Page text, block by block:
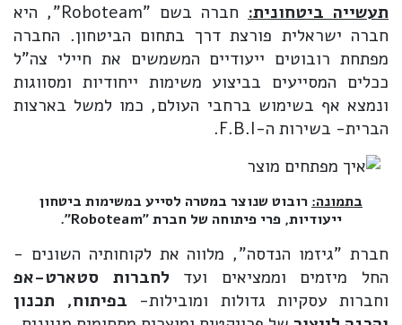
תעשייה ביטחונית:
חברה בשם "Roboteam", היא
חברה ישראלית פורצת דרך בתחום הביטחון. החברה
מפתחת רובוטים ייעודיים המשמשים את חיילי צה"ל
ככלים המסייעים בביצוע משימות ייחודיות ומסווגות
ונמצא אף בשימוש ברחבי העולם, כמו למשל בארצות
הברית- בשירות ה-F.B.I.
בתמונה: רובוט שנוצר במטרה לסייע במשימות ביטחון
ייעודיות, פרי פיתוחה של חברת "Roboteam".
חברת "גיזמו הנדסה", מלווה את לקוחותיה השונים -
החל מיזמים וממציאים ועד לחברות סטארט-אפ
וחברות עסקיות גדולות ומובילות- בפיתוח, תכנון